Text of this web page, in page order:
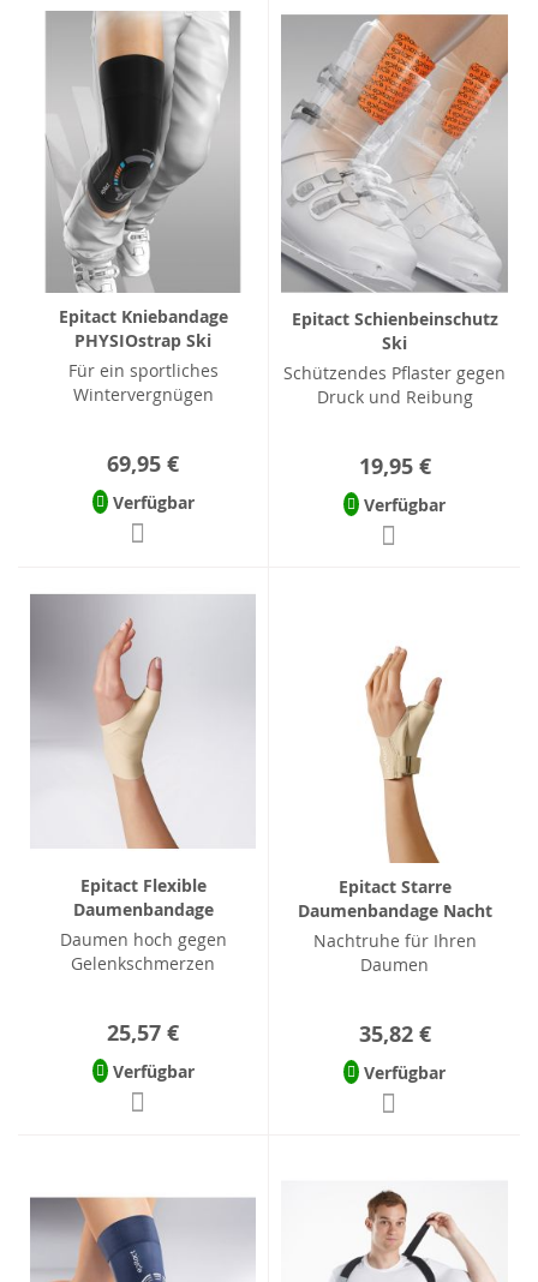
Epitact Kniebandage
PHYSIOstrap Ski
Für ein sportliches
Wintervergnügen
69,95 €
Verfügbar
Epitact Schienbeinschutz
Ski
Schützendes Pflaster gegen
Druck und Reibung
19,95 €
Verfügbar
Epitact Flexible
Daumenbandage
Daumen hoch gegen
Gelenkschmerzen
25,57 €
Verfügbar
Epitact Starre
Daumenbandage Nacht
Nachtruhe für Ihren
Daumen
35,82 €
Verfügbar